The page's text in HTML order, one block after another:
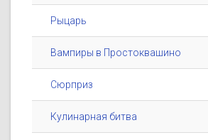
Рыцарь
Вампиры в Простоквашино
Сюрприз
Кулинарная битва